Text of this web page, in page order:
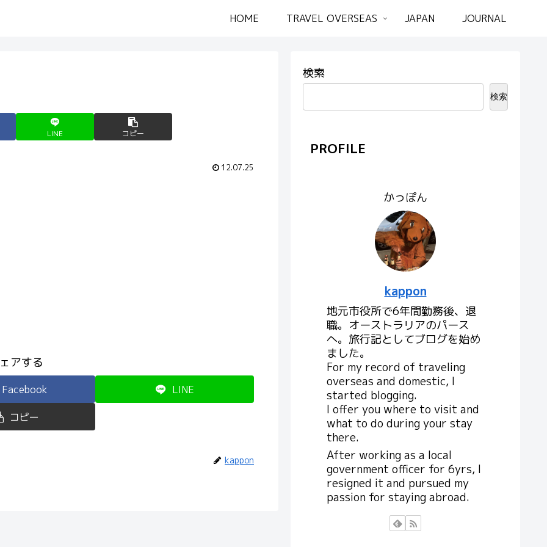
HOME TRAVEL OVERSEAS JAPAN JOURNAL
LINE コピー
12.07.25
アする
Facebook LINE
コピー
kappon
検索
検索
PROFILE
かっぽん
kappon
地元市役所で6年間勤務後、退
職。オーストラリアのパース
へ。旅行記としてブログを始め
ました。
For my record of traveling
overseas and domestic, I
started blogging.
I offer you where to visit and
what to do during your stay
there.
After working as a local
government officer for 6yrs, I
resigned it and pursued my
passion for staying abroad.